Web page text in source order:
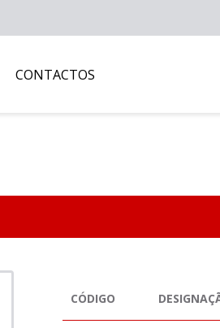
CONTACTOS
CÓDIGO